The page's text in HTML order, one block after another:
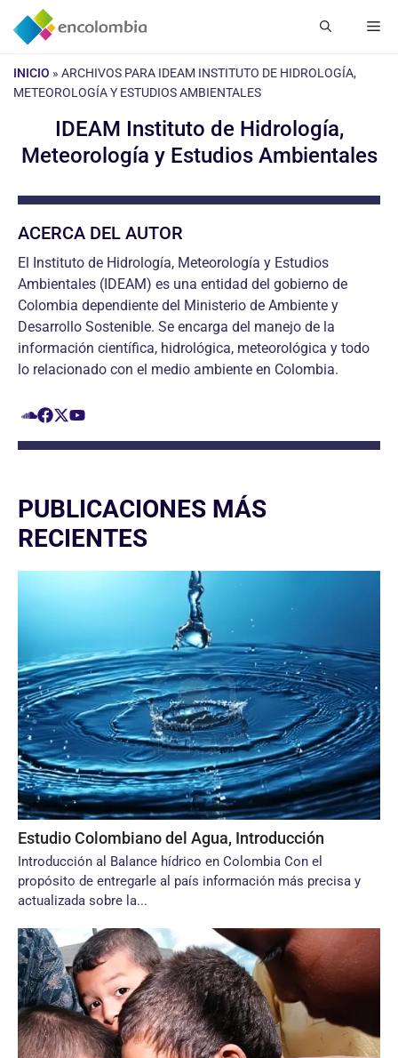
Saltar
INICIO » ARCHIVOS PARA IDEAM INSTITUTO DE HIDROLOGÍA,
METEOROLOGÍA Y ESTUDIOS AMBIENTALES
IDEAM Instituto de Hidrología,
Meteorología y Estudios Ambientales
ACERCA DEL AUTOR
El Instituto de Hidrología, Meteorología y Estudios
Ambientales (IDEAM) es una entidad del gobierno de
Colombia dependiente del Ministerio de Ambiente y
Desarrollo Sostenible. Se encarga del manejo de la
información científica, hidrológica, meteorológica y todo
lo relacionado con el medio ambiente en Colombia.
PUBLICACIONES MÁS
RECIENTES
Estudio Colombiano del Agua, Introducción
Introducción al Balance hídrico en Colombia Con el
propósito de entregarle al país información más precisa y
actualizada sobre la...